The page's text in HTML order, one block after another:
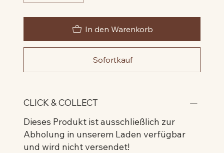
In den Warenkorb
Sofortkauf
CLICK & COLLECT
Dieses Produkt ist ausschließlich zur
Abholung in unserem Laden verfügbar
und wird nicht versendet!